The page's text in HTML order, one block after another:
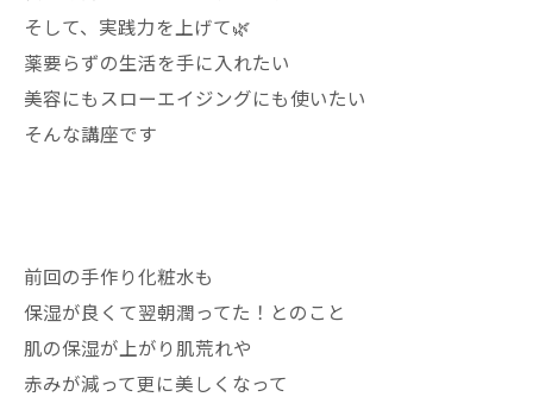
そして、実践力を上げて🌿
薬要らずの生活を手に入れたい
美容にもスローエイジングにも使いたい
そんな講座です
前回の手作り化粧水も
保湿が良くて翌朝潤ってた！とのこと
肌の保湿が上がり肌荒れや
赤みが減って更に美しくなって